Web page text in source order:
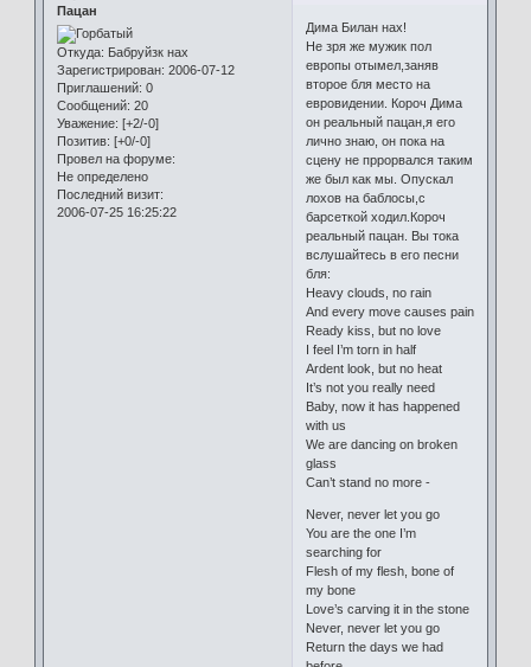
Пацан
Откуда: Бабруйзк нах
Зарегистрирован: 2006-07-12
Приглашений: 0
Сообщений: 20
Уважение: [+2/-0]
Позитив: [+0/-0]
Провел на форуме:
Не определено
Последний визит:
2006-07-25 16:25:22
Дима Билан нах!
Не зря же мужик пол
европы отымел,заняв
второе бля место на
евровидении. Короч Дима
он реальный пацан,я его
лично знаю, он пока на
сцену не пррорвался таким
же был как мы. Опускал
лохов на баблосы,с
барсеткой ходил.Короч
реальный пацан. Вы тока
вслушайтесь в его песни
бля:
Heavy clouds, no rain
And every move causes pain
Ready kiss, but no love
I feel I’m torn in half
Ardent look, but no heat
It’s not you really need
Baby, now it has happened
with us
We are dancing on broken
glass
Can’t stand no more -
Never, never let you go
You are the one I’m
searching for
Flesh of my flesh, bone of
my bone
Love’s carving it in the stone
Never, never let you go
Return the days we had